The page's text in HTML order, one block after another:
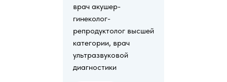
врач акушер-
гинеколог-
репродуктолог высшей
категории, врач
ультразвуковой
диагностики